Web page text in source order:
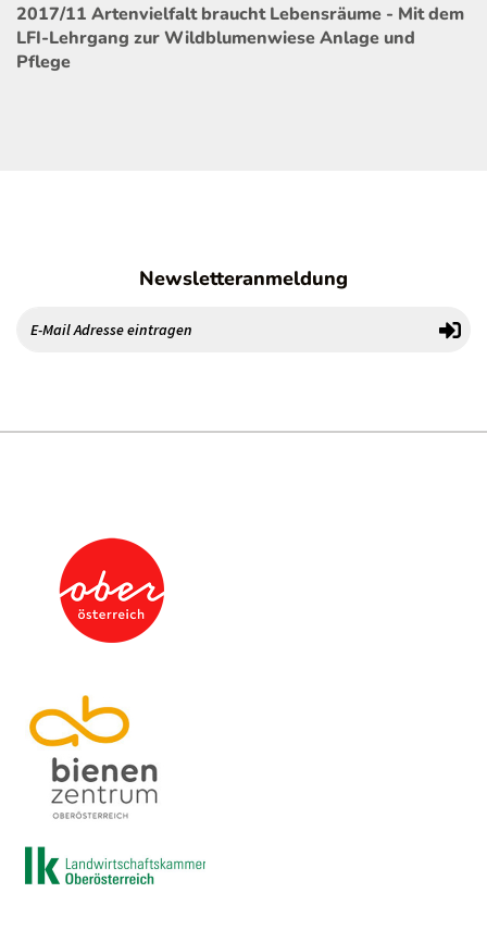
2017/11 Artenvielfalt braucht Lebensräume - Mit dem
LFI-Lehrgang zur Wildblumenwiese Anlage und
Pflege
Newsletteranmeldung